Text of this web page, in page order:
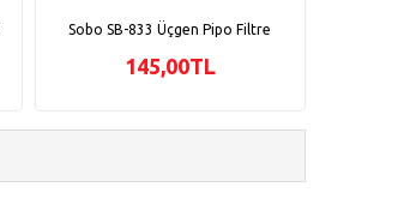
Sobo SB-833 Üçgen Pipo Filtre
145,00TL